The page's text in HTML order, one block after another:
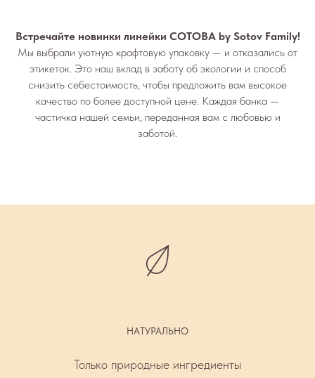
Встречайте новинки линейки СОТОВА by Sotov Family!
Мы выбрали уютную крафтовую упаковку — и отказались от
этикеток. Это наш вклад в заботу об экологии и способ
снизить себестоимость, чтобы предложить вам высокое
качество по более доступной цене. Каждая банка —
частичка нашей семьи, переданная вам с любовью и
заботой.
НАТУРАЛЬНО
Только природные ингредиенты